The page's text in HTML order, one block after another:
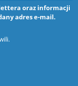
oraz informacji
adres e-mail.